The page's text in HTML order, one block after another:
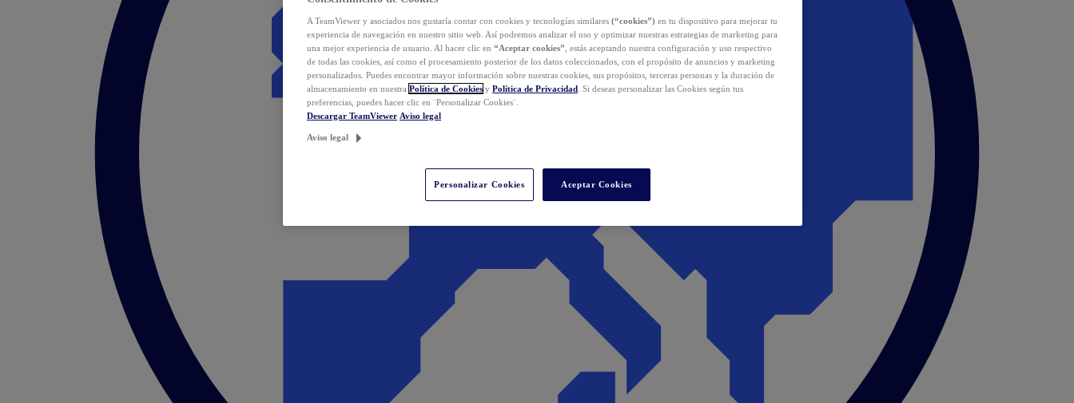
A TeamViewer y asociados nos gustaría contar con cookies y tecnologías similares (“cookies”) en tu dispositivo para mejorar tu
experiencia de navegación en nuestro sitio web. Así podremos analizar el uso y optimizar nuestras estrategias de marketing para
una mejor experiencia de usuario. Al hacer clic en “Aceptar cookies” , estás aceptando nuestra configuración y uso respectivo
de todas las cookies, así como el procesamiento posterior de los datos coleccionados, con el propósito de anuncios y marketing
personalizados. Puedes encontrar mayor información sobre nuestras cookies, sus propósitos, terceras personas y la duración de
almacenamiento en nuestra Política de Cookies y Política de Privacidad . Si deseas personalizar las Cookies según tus
preferencias, puedes hacer clic en ¨Personalizar Cookies¨.
Descargar TeamViewer Aviso legal
Aviso legal
Personalizar Cookies Aceptar Cookies